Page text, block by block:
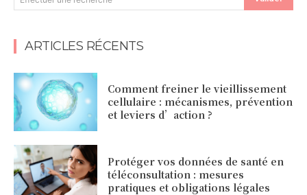
ARTICLES RÉCENTS
Comment freiner le vieillissement
cellulaire : mécanismes, prévention
et leviers d’action ?
Protéger vos données de santé en
téléconsultation : mesures
pratiques et obligations légales